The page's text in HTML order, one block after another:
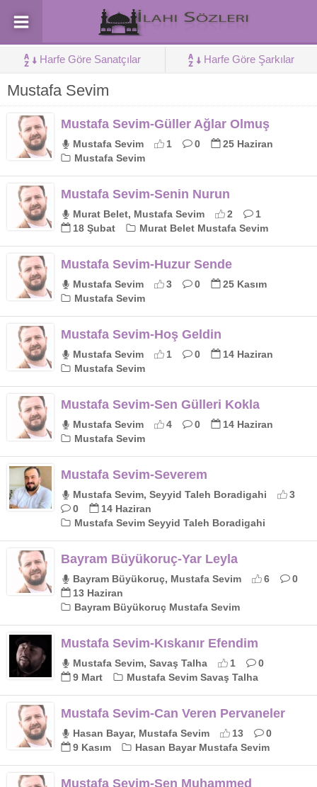
Harfe Göre Sanatçılar Harfe Göre Şarkılar
Mustafa Sevim
Mustafa Sevim-Güller Ağlar Olmuş
Mustafa Sevim 1 0
25 Haziran
Mustafa Sevim
Mustafa Sevim-Senin Nurun
Murat Belet, Mustafa Sevim 2
1
18 Şubat
Murat Belet Mustafa Sevim
Mustafa Sevim-Huzur Sende
Mustafa Sevim 3 0
25 Kasım
Mustafa Sevim
Mustafa Sevim-Hoş Geldin
Mustafa Sevim 1 0
14 Haziran
Mustafa Sevim
Mustafa Sevim-Sen Gülleri Kokla
Mustafa Sevim 4 0
14 Haziran
Mustafa Sevim
Mustafa Sevim-Severem
Mustafa Sevim, Seyyid Taleh Boradigahi
3
0
14 Haziran
Mustafa Sevim Seyyid Taleh Boradigahi
Bayram Büyükoruç-Yar Leyla
Bayram Büyükoruç, Mustafa Sevim 6
0
13 Haziran
Bayram Büyükoruç Mustafa Sevim
Mustafa Sevim-Kıskanır Efendim
Mustafa Sevim, Savaş Talha 1
0
9 Mart
Mustafa Sevim Savaş Talha
Mustafa Sevim-Can Veren Pervaneler
Hasan Bayar, Mustafa Sevim 13
0
9 Kasım
Hasan Bayar Mustafa Sevim
Mustafa Sevim-Sen Muhammed